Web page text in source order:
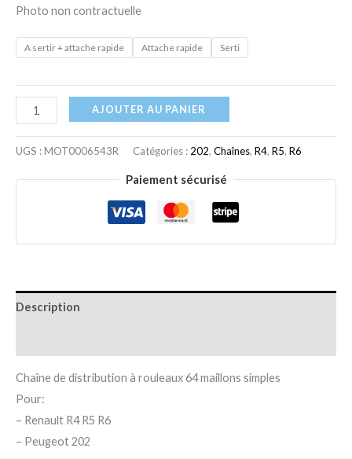
Photo non contractuelle
A sertir + attache rapide Attache rapide Serti
AJOUTER AU PANIER
UGS :MOT0006543R Catégories : 202, Chaînes, R4, R5, R6
Paiement sécurisé
Description
Chaîne de distribution à rouleaux 64 maillons simples
Pour:
– Renault R4 R5 R6
– Peugeot 202